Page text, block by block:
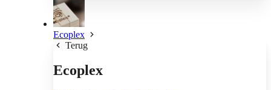
Ecoplex
Terug
Ecoplex